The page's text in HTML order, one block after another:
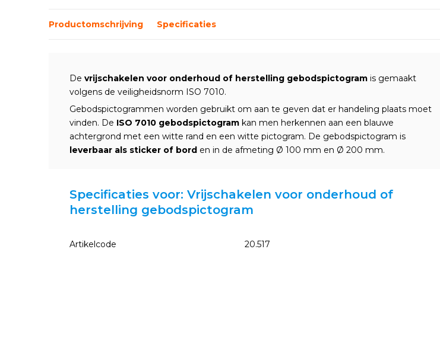
Productomschrijving Specificaties
De vrijschakelen voor onderhoud of herstelling gebodspictogram is gemaakt
volgens de veiligheidsnorm ISO 7010.
Gebodspictogrammen worden gebruikt om aan te geven dat er handeling plaats moet
vinden. De ISO 7010 gebodspictogram kan men herkennen aan een blauwe
achtergrond met een witte rand en een witte pictogram. De gebodspictogram is
leverbaar als sticker of bord en in de afmeting Ø 100 mm en Ø 200 mm.
Specificaties voor: Vrijschakelen voor onderhoud of
herstelling gebodspictogram
Artikelcode 20.517